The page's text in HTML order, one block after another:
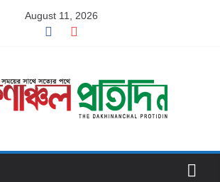
August 11, 2026